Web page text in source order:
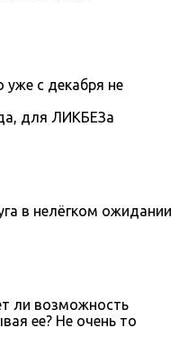
уже с декабря не
для ЛИКБЕЗа
в нелёгком ожидании
ли возможность
ее? Не очень то